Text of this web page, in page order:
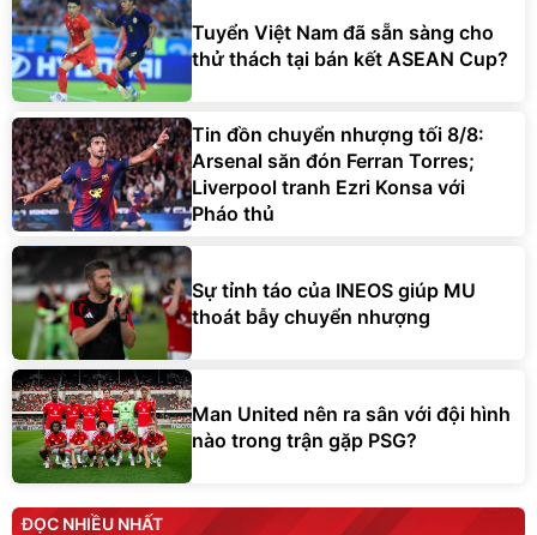
Tuyển Việt Nam đã sẵn sàng cho
thử thách tại bán kết ASEAN Cup?
Tin đồn chuyển nhượng tối 8/8:
Arsenal săn đón Ferran Torres;
Liverpool tranh Ezri Konsa với
Pháo thủ
Sự tỉnh táo của INEOS giúp MU
thoát bẫy chuyển nhượng
Man United nên ra sân với đội hình
nào trong trận gặp PSG?
ĐỌC NHIỀU NHẤT